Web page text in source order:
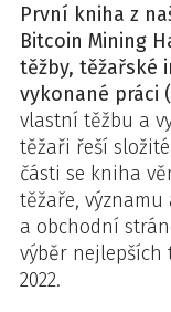
První kniha z
Bitcoin Mining
těžby, těžařské
vykonané práci
vlastní těžbu a
těžaři řeší
části se kniha
těžaře,
a obchodní
výběr nejlepších
2022.